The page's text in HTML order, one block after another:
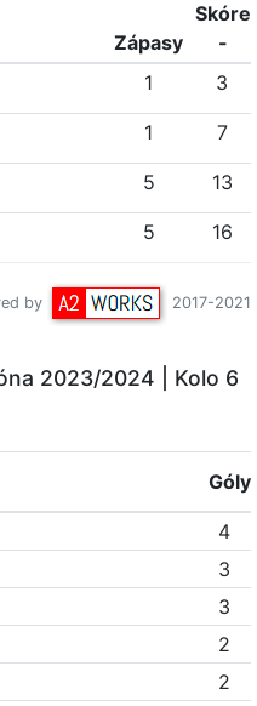
Zápasy
Skóre
-
1 3
1 7
5 13
5 16
by 2017-2021
2023/2024 | Kolo 6
Góly
4
3
3
2
2